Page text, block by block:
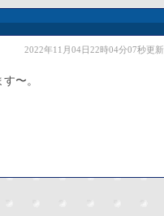
2022年11月04日22時04分07秒更新
〜。